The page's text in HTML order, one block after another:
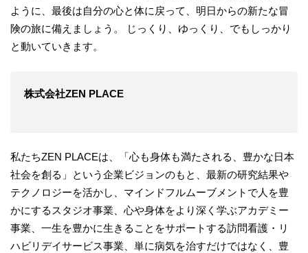
ように、最後は自分の心と体に戻って、明日からの新たな冒
険の旅に備えましょう。 じっくり、ゆっくり、でもしっかり
と動いていきます。
株式会社ZEN PLACE
私たちZEN PLACEは、「心も身体も満たされる、豊かな日本
社会を創る」という企業ビジョンのもと、最新の研究結果や
テクノロジーを活かし、マインドフルムーブメントで人を豊
かにするスタジオ事業、心や身体をより深く学ぶアカデミー
事業、一生を豊かに生きることをサポートする訪問看護・リ
ハビリデイサービス事業、単に病気を治すだけではなく、豊